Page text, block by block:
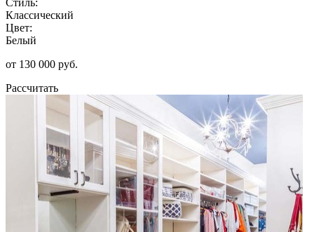
Классический
Цвет:
Белый
от 130 000 руб.
Рассчитать